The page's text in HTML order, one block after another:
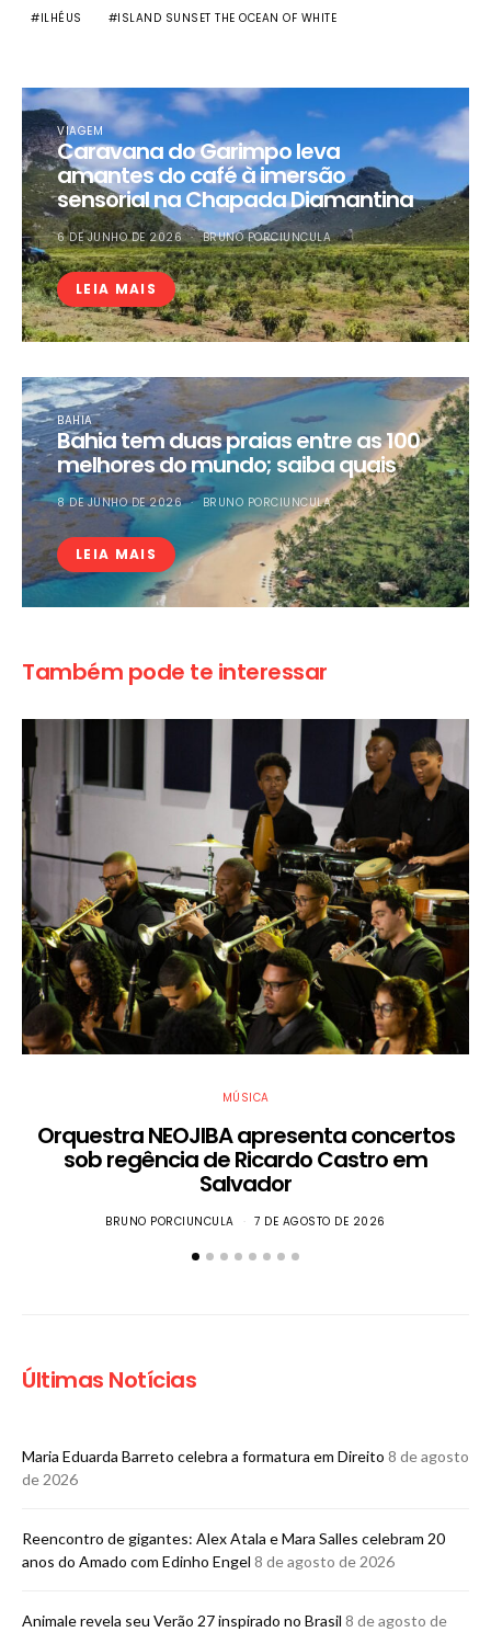
ILHÉUS ISLAND SUNSET THE OCEAN OF WHITE
VIAGEM
Caravana do Garimpo leva
amantes do café à imersão
sensorial na Chapada Diamantina
6 DE JUNHO DE 2026 BRUNO PORCIUNCULA
LEIA MAIS
BAHIA
Bahia tem duas praias entre as 100
melhores do mundo; saiba quais
8 DE JUNHO DE 2026 BRUNO PORCIUNCULA
LEIA MAIS
Também pode te interessar
MÚSICA
Orquestra NEOJIBA apresenta concertos
sob regência de Ricardo Castro em
Salvador
BRUNO PORCIUNCULA 7 DE AGOSTO DE 2026
Últimas Notícias
Maria Eduarda Barreto celebra a formatura em Direito 8 de agosto
de 2026
Reencontro de gigantes: Alex Atala e Mara Salles celebram 20
anos do Amado com Edinho Engel 8 de agosto de 2026
Animale revela seu Verão 27 inspirado no Brasil 8 de agosto de